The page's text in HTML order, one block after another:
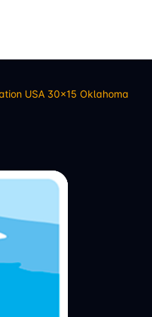
USA 30×15 Oklahoma